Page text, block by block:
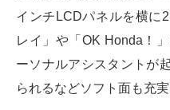
インチLCDパネルを横に
レイ」や「OK Honda！
ーソナルアシスタントが
られるなどソフト面も充実